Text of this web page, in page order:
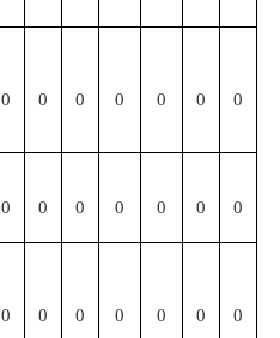
0 0 0 0 0 0 0
0 0 0 0 0 0 0
0 0 0 0 0 0 0